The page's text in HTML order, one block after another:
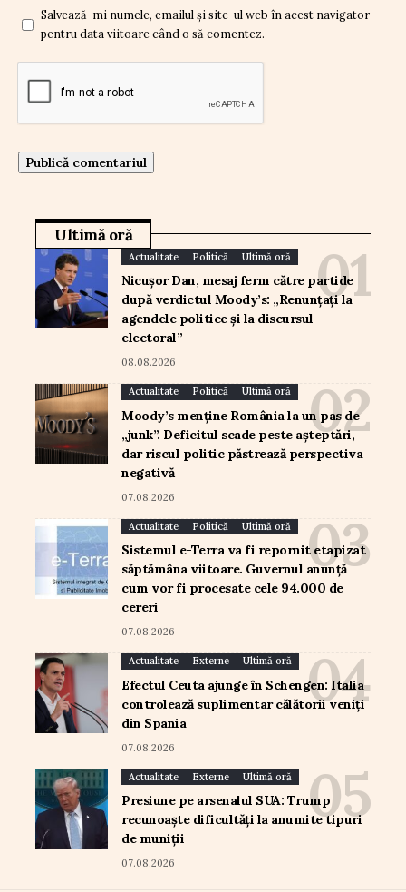
Salvează-mi numele, emailul și site-ul web în acest navigator
pentru data viitoare când o să comentez.
Ultimă oră
Actualitate Politică Ultimă oră
Nicușor Dan, mesaj ferm către partide
după verdictul Moody’s: „Renunțați la
agendele politice și la discursul
electoral”
08.08.2026
Actualitate Politică Ultimă oră
Moody’s menține România la un pas de
„junk”. Deficitul scade peste așteptări,
dar riscul politic păstrează perspectiva
negativă
07.08.2026
Actualitate Politică Ultimă oră
Sistemul e-Terra va fi repornit etapizat
săptămâna viitoare. Guvernul anunță
cum vor fi procesate cele 94.000 de
cereri
07.08.2026
Actualitate Externe Ultimă oră
Efectul Ceuta ajunge în Schengen: Italia
controlează suplimentar călătorii veniți
din Spania
07.08.2026
Actualitate Externe Ultimă oră
Presiune pe arsenalul SUA: Trump
recunoaște dificultăți la anumite tipuri
de muniții
07.08.2026